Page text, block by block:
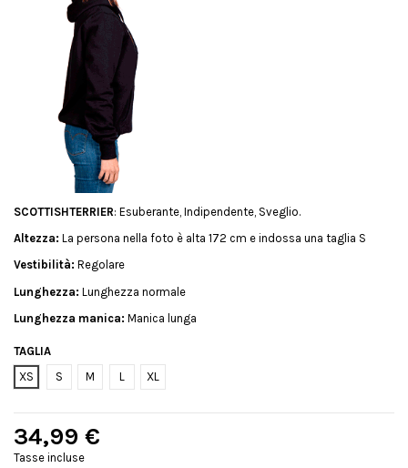
SCOTTISHTERRIER: Esuberante, Indipendente, Sveglio.
Altezza: La persona nella foto è alta 172 cm e indossa una taglia S
Vestibilità: Regolare
Lunghezza: Lunghezza normale
Lunghezza manica: Manica lunga
TAGLIA
XS
S M L XL
34,99 €
Tasse incluse